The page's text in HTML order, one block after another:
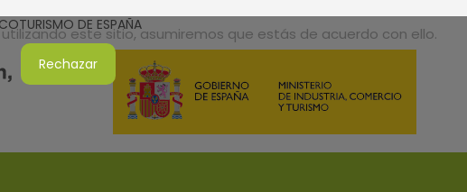
DE ESPAÑA
este sitio, asumiremos que estás de acuerdo con ello.
Rechazar